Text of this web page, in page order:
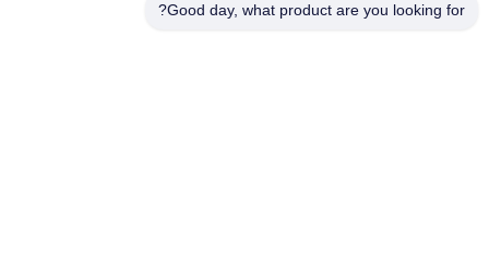
Good day, what product are you looking for?